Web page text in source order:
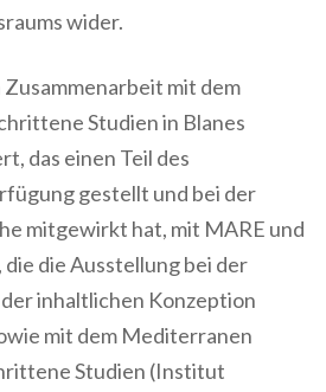
wider.
mit dem
Studien in Blanes
das einen Teil des
gestellt und bei der
mitgewirkt hat, mit MARE und
die Ausstellung bei der
inhaltlichen Konzeption
mit dem Mediterranen
Studien (Institut